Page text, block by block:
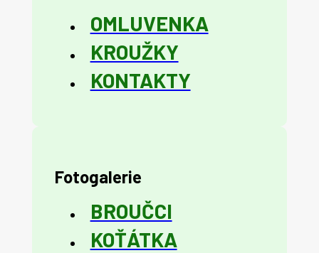
OMLUVENKA
KROUŽKY
KONTAKTY
Fotogalerie
BROUČCI
KOŤÁTKA